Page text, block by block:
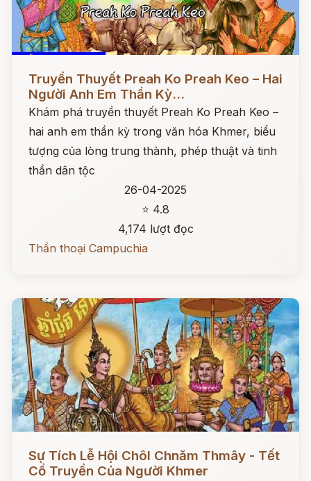
Đọc ngay
Truyền Thuyết Preah Ko Preah Keo – Hai
Người Anh Em Thần Kỳ...
Khám phá truyền thuyết Preah Ko Preah Keo –
hai anh em thần kỳ trong văn hóa Khmer, biểu
tượng của lòng trung thành, phép thuật và tinh
thần dân tộc
26-04-2025
⭐ 4.8
4,174 lượt đọc
Thần thoại Campuchia
Sự Tích Lễ Hội Chôl Chnăm Thmây - Tết
Cổ Truyền Của Người Khmer